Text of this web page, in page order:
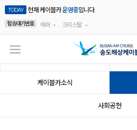
TODAY 현재 케이블카운영중입니다.
탑승대기번호
에어 - 크리스탈 -
케이블카소식
사회공헌